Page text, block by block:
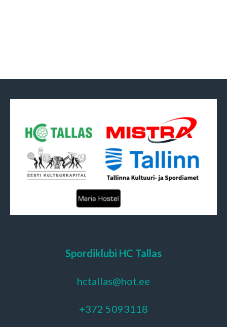
Spordiklubi HC Tallas
hctallas@hot.ee
+372 5093118